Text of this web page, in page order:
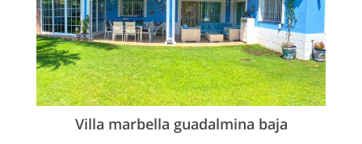
Villa marbella guadalmina baja